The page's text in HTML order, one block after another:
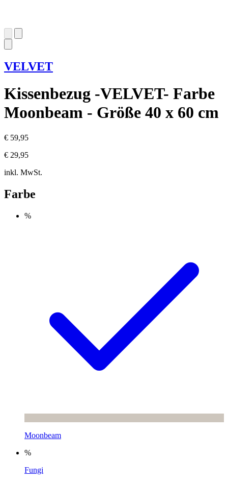
VELVET
Kissenbezug -VELVET- Farbe
Moonbeam - Größe 40 x 60 cm
€ 59,95
€ 29,95
inkl. MwSt.
Farbe
%
Moonbeam
%
Fungi